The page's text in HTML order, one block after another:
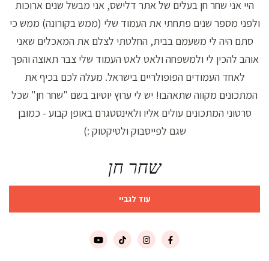
היי אני שחר חן בעלים של אתר דלישס, אני מבשל שנים ארוכות
ולפני מספר שנים פתחתי את העמוד שלי (ממש בקורונה) ממש כי
סתם היה לי משעמם בבית, החלטתי לצלם את המאכלים שאני
אוהב להכין לי ולמשפחה ולאט לאט העמוד שלי צבר תאוצה והפך
לאחד העמודים הפופולריים בישראל. מעלה לכם בכיף את
המתכונים מקווה שתאהבו! יש לי ערוץ יוטיוב בשם "שחר חן" שכל
סרטוני המתכונים עולים אליו ולאינסטגרם באופן קבוע - כמובן
שגם לפייסבוק ולטיקטוק :)
שחר חן
עוד לגביי